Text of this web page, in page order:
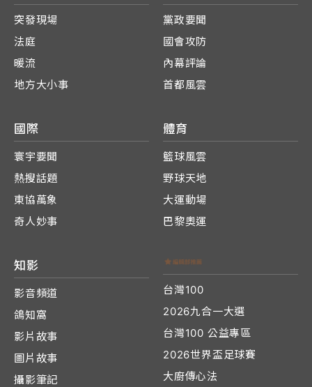
突發現場
法庭
暖流
地方大小事
黨政要聞
國會攻防
內幕評論
首都風雲
國際
寰宇要聞
熱搜話題
東協萬象
奇人妙事
體育
籃球風雲
野球天地
大運動場
巴黎奧運
知影
影音頻道
鴿知窩
影片故事
圖片故事
攝影筆記
台灣100
2026九合一大選
台灣100 公益專區
2026世界盃足球賽
大廚傳心法